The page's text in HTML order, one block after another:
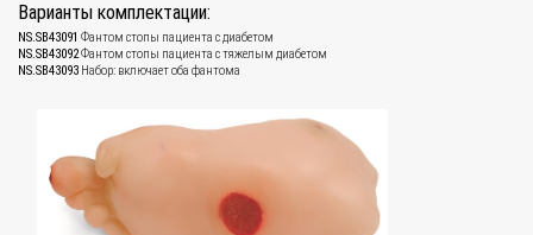
Варианты комплектации:
NS.SB43091 Фантом стопы пациента с диабетом
NS.SB43092Фантом стопы пациента с тяжелым диабетом
NS.SB43093 Набор: включает оба фантома